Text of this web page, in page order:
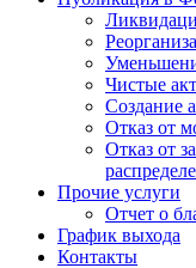
Чистые
Создание
Отказ от
Отказ от
Прочие услуги
Отчет о
График выхода
Контакты